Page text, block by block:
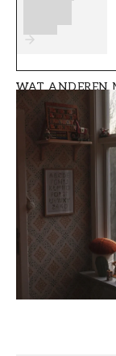
Muurverf -
Muurverf -
Trapverf -
Verf voor
Solstrimma
Solstrimma
Muurverf -
WAT ANDEREN